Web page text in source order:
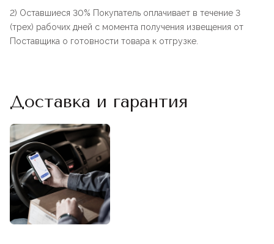
2) Оставшиеся 30% Покупатель оплачивает в течение 3
(трех) рабочих дней с момента получения извещения от
Поставщика о готовности товара к отгрузке.
Доставка и гарантия